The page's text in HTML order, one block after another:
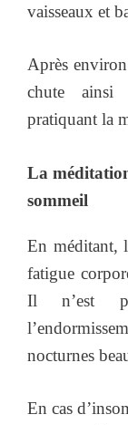
vaisseaux et
Après
chute ainsi
pratiquant la
La
sommeil
En méditant,
fatigue
Il n’est
nocturnes
En cas